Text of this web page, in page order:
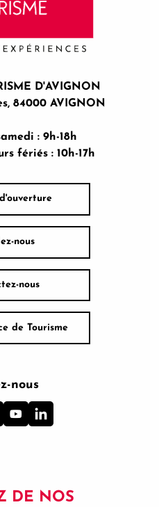
D'AVIGNON
84000 AVIGNON
: 9h-18h
fériés : 10h-17h
nous
nous
de Tourisme
nous
DE NOS